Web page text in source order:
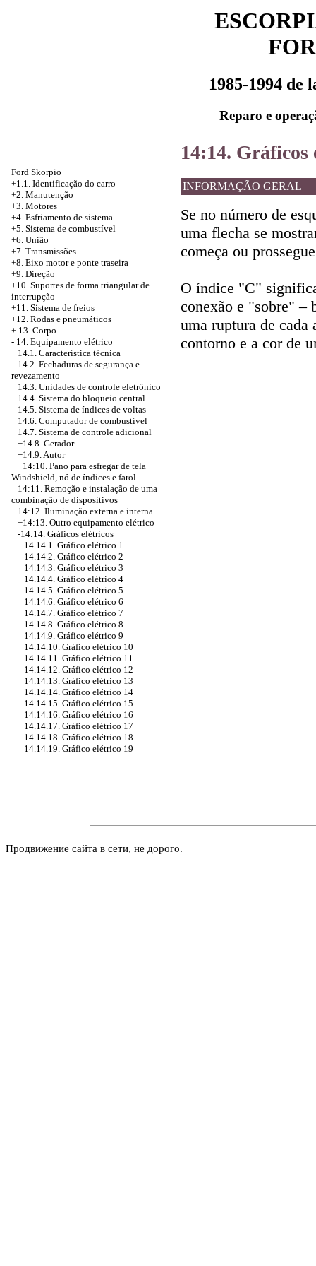
1985-1994 de
Reparo e
Ford Skorpio
+1.1. Identificação do carro
+2. Manutenção
+3. Motores
+4. Esfriamento de sistema
+5. Sistema de combustível
+6. União
+7. Transmissões
+8. Eixo motor e ponte traseira
+9. Direção
+10. Suportes de forma triangular de
interrupção
+11. Sistema de freios
+12. Rodas e pneumáticos
+ 13. Corpo
- 14. Equipamento elétrico
14.1. Característica técnica
14.2. Fechaduras de segurança e
revezamento
14.3. Unidades de controle eletrônico
14.4. Sistema do bloqueio central
14.5. Sistema de índices de voltas
14.6. Computador de combustível
14.7. Sistema de controle adicional
+14.8. Gerador
+14.9. Autor
+14:10. Pano para esfregar de tela
Windshield, nó de índices e farol
14:11. Remoção e instalação de uma
combinação de dispositivos
14:12. Iluminação externa e interna
+14:13. Outro equipamento elétrico
-14:14. Gráficos elétricos
14.14.1. Gráfico elétrico 1
14.14.2. Gráfico elétrico 2
14.14.3. Gráfico elétrico 3
14.14.4. Gráfico elétrico 4
14.14.5. Gráfico elétrico 5
14.14.6. Gráfico elétrico 6
14.14.7. Gráfico elétrico 7
14.14.8. Gráfico elétrico 8
14.14.9. Gráfico elétrico 9
14.14.10. Gráfico elétrico 10
14.14.11. Gráfico elétrico 11
14.14.12. Gráfico elétrico 12
14.14.13. Gráfico elétrico 13
14.14.14. Gráfico elétrico 14
14.14.15. Gráfico elétrico 15
14.14.16. Gráfico elétrico 16
14.14.17. Gráfico elétrico 17
14.14.18. Gráfico elétrico 18
14.14.19. Gráfico elétrico 19
14:14. Gráficos
INFORMAÇÃO GERAL
Se no número de
uma flecha se
começa ou
O índice "C"
conexão e "sobre" –
uma ruptura de
contorno e a cor de
Продвижение сайта в сети, не дорого.